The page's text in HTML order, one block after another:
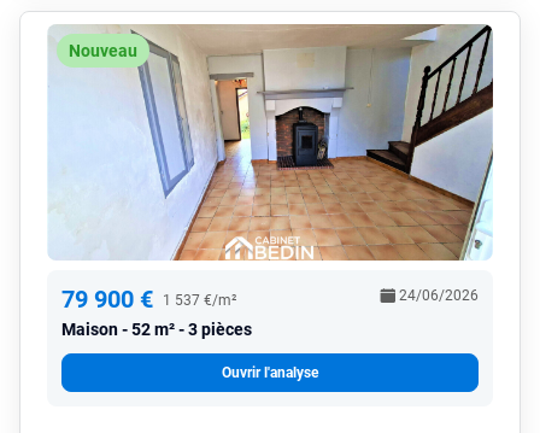
Nouveau
79 900 € 1 537 €/m²
Maison 52 m² - 3 pièces
24/06/2026
Ouvrir l'analyse